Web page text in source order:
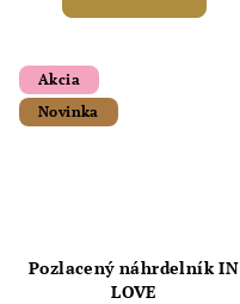
Akcia
Novinka
Pozlacený náhrdelník IN
LOVE